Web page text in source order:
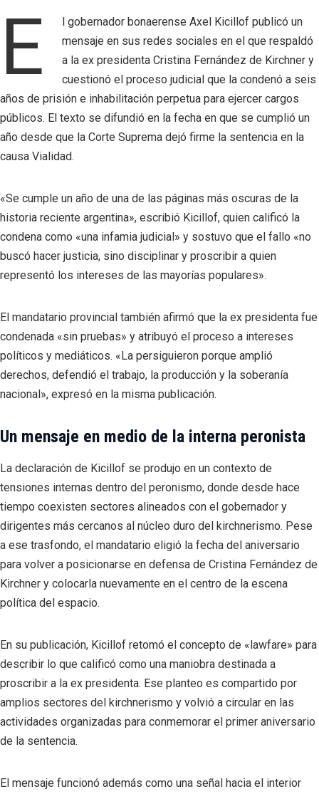
E
l gobernador bonaerense Axel Kicillof publicó un
mensaje en sus redes sociales en el que respaldó
a la ex presidenta Cristina Fernández de Kirchner y
cuestionó el proceso judicial que la condenó a seis
años de prisión e inhabilitación perpetua para ejercer cargos
públicos. El texto se difundió en la fecha en que se cumplió un
año desde que la Corte Suprema dejó firme la sentencia en la
causa Vialidad.
«Se cumple un año de una de las páginas más oscuras de la
historia reciente argentina», escribió Kicillof, quien calificó la
condena como «una infamia judicial» y sostuvo que el fallo «no
buscó hacer justicia, sino disciplinar y proscribir a quien
representó los intereses de las mayorías populares».
El mandatario provincial también afirmó que la ex presidenta fue
condenada «sin pruebas» y atribuyó el proceso a intereses
políticos y mediáticos. «La persiguieron porque amplió
derechos, defendió el trabajo, la producción y la soberanía
nacional», expresó en la misma publicación.
Un mensaje en medio de la interna peronista
La declaración de Kicillof se produjo en un contexto de
tensiones internas dentro del peronismo, donde desde hace
tiempo coexisten sectores alineados con el gobernador y
dirigentes más cercanos al núcleo duro del kirchnerismo. Pese
a ese trasfondo, el mandatario eligió la fecha del aniversario
para volver a posicionarse en defensa de Cristina Fernández de
Kirchner y colocarla nuevamente en el centro de la escena
política del espacio.
En su publicación, Kicillof retomó el concepto de «lawfare» para
describir lo que calificó como una maniobra destinada a
proscribir a la ex presidenta. Ese planteo es compartido por
amplios sectores del kirchnerismo y volvió a circular en las
actividades organizadas para conmemorar el primer aniversario
de la sentencia.
El mensaje funcionó además como una señal hacia el interior